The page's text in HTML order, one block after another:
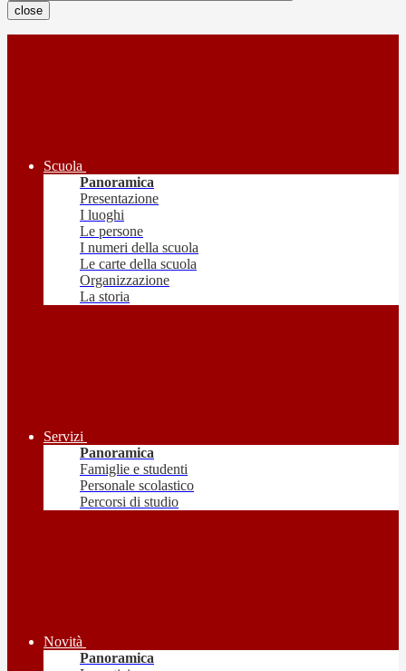
close
Scuola
Panoramica
Presentazione
I luoghi
Le persone
I numeri della scuola
Le carte della scuola
Organizzazione
La storia
Servizi
Panoramica
Famiglie e studenti
Personale scolastico
Percorsi di studio
Novità
Panoramica